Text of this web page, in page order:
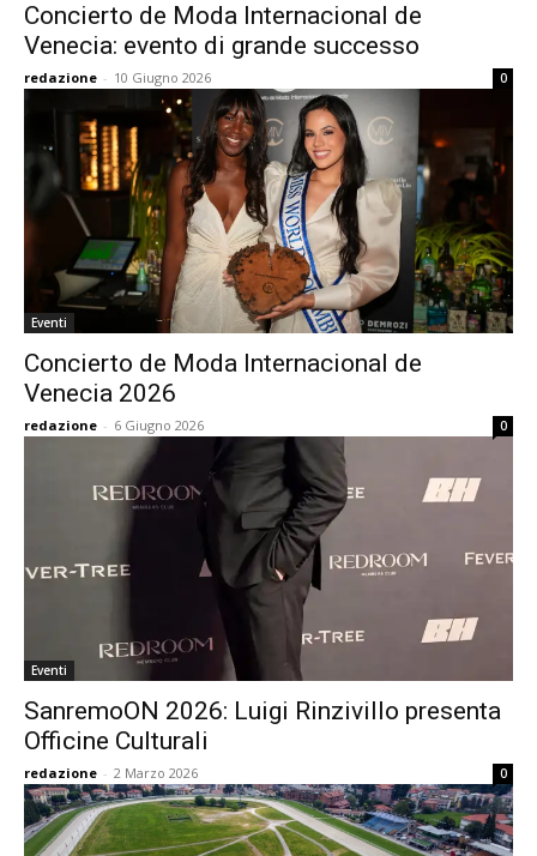
Concierto de Moda Internacional de
Venecia: evento di grande successo
redazione - 10 Giugno 2026 0
Eventi
Concierto de Moda Internacional de
Venecia 2026
redazione - 6 Giugno 2026 0
Eventi
SanremoON 2026: Luigi Rinzivillo presenta
Officine Culturali
redazione - 2 Marzo 2026 0